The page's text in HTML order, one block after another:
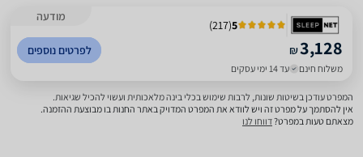
מודעה
5
(
217
)
₪3,128
משלוח חינם עד 14 ימי עסקים
לפרטים נוספים
המפרט עודכן בשיטות שונות, לרבות שימוש בכלי בינה מלאכותית ועשוי להכיל שגיאות.
אין להסתמך על מפרט זה ויש לוודא את המפרט המדויק באתר החנות בו מבוצעת ההזמנה.
מצאתם טעות במפרט?דווחו לנו